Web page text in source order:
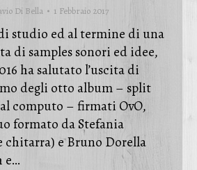
Di Bella 1 Febbraio 2017
studio ed al termine di una
di samples sonori ed idee,
ha salutato l’uscita di
degli otto album – split
computo – firmati OvO,
formato da Stefania
chitarra) e Bruno Dorella
e…